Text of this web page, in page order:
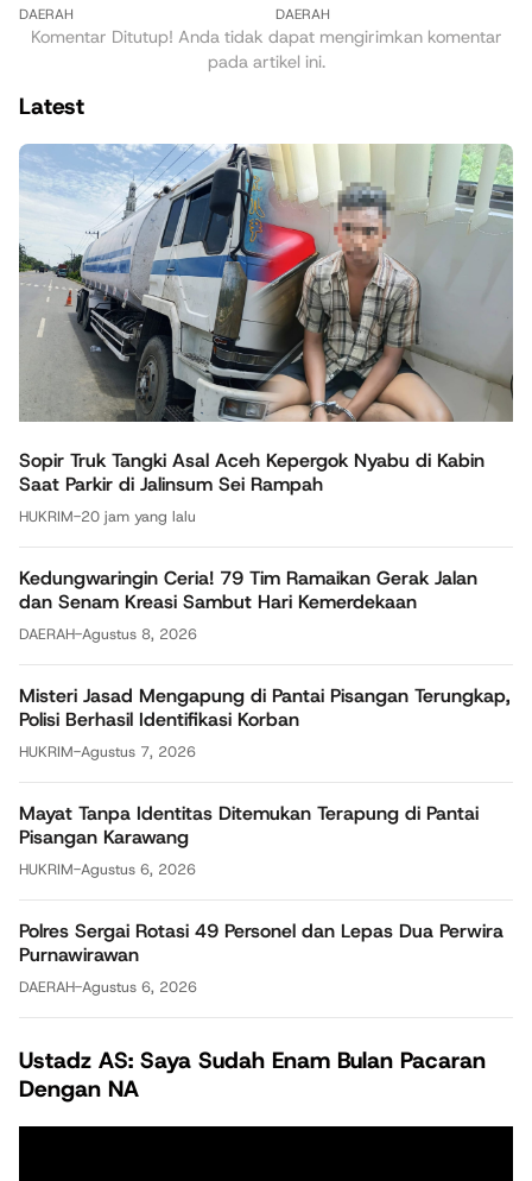
DAERAH DAERAH
Komentar Ditutup! Anda tidak dapat mengirimkan komentar
pada artikel ini.
Latest
Sopir Truk Tangki Asal Aceh Kepergok Nyabu di Kabin
Saat Parkir di Jalinsum Sei Rampah
HUKRIM-20 jam yang lalu
Kedungwaringin Ceria! 79 Tim Ramaikan Gerak Jalan
dan Senam Kreasi Sambut Hari Kemerdekaan
DAERAH-Agustus 8, 2026
Misteri Jasad Mengapung di Pantai Pisangan Terungkap,
Polisi Berhasil Identifikasi Korban
HUKRIM-Agustus 7, 2026
Mayat Tanpa Identitas Ditemukan Terapung di Pantai
Pisangan Karawang
HUKRIM-Agustus 6, 2026
Polres Sergai Rotasi 49 Personel dan Lepas Dua Perwira
Purnawirawan
DAERAH-Agustus 6, 2026
Ustadz AS: Saya Sudah Enam Bulan Pacaran
Dengan NA